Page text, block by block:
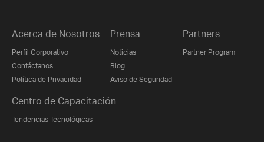
Acerca de Nosotros
Perfil Corporativo
Contáctanos
Política de Privacidad
Prensa
Noticias
Blog
Aviso de Seguridad
Partners
Partner Program
Centro de Capacitación
Tendencias Tecnológicas